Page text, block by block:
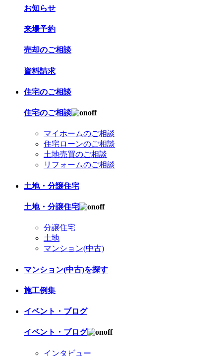
お知らせ
来場予約
売却のご相談
資料請求
住宅のご相談
住宅のご相談
マイホームのご相談
住宅ローンのご相談
土地売買のご相談
リフォームのご相談
土地・分譲住宅
土地・分譲住宅
分譲住宅
土地
マンション(中古)
マンション(中古)を探す
施工例集
イベント・ブログ
イベント・ブログ
インタビュー